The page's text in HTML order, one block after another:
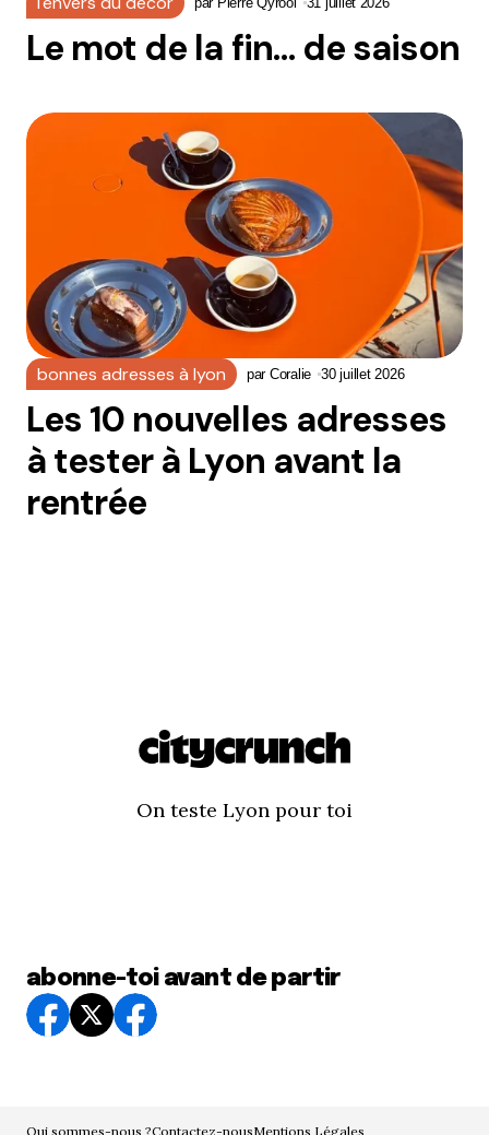
Le mot de la fin… de saison
bonnes adresses à lyon par Coralie 30 juillet 2026
Les 10 nouvelles adresses
à tester à Lyon avant la
rentrée
On teste Lyon pour toi
abonne-toi avant de partir
Qui sommes-nous ?Contactez-nousMentions Légales